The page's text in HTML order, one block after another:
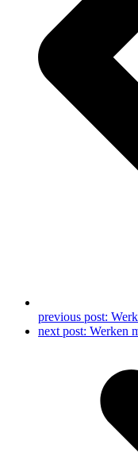
previous post:
next post: Werken